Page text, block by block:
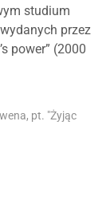
studium
przez
power” (2000
pt. "Żyjąc